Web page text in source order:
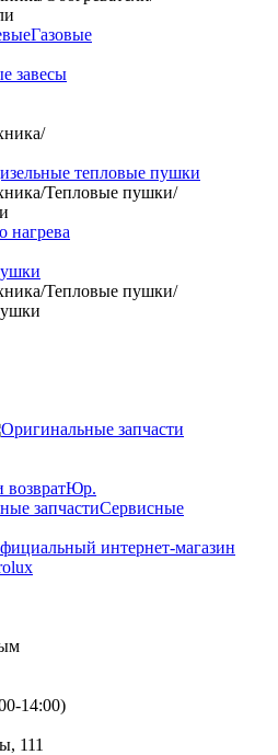
Газовые
завесы
/
тепловые пушки
/Тепловые пушки/
нагрева
/Тепловые пушки/
Юр.
запчастиСервисные
интернет-магазин
14:00)
111